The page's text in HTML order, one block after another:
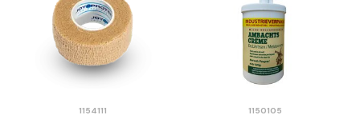
1154111 1150105